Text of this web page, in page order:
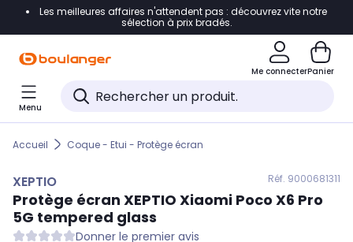
Accéder directement à la navigation
Accéder directement au pied de page
Accéder directement au chatbot
Les meilleures affaires n'attendent pas : découvrez vite notre
sélection à prix bradés.
Me connecterPanier
Menu
Accueil Coque - Etui - Protège écran
XEPTIO Réf. 9000681311
Protège écran XEPTIO Xiaomi Poco X6 Pro
5G tempered glass
Donner le premier avis